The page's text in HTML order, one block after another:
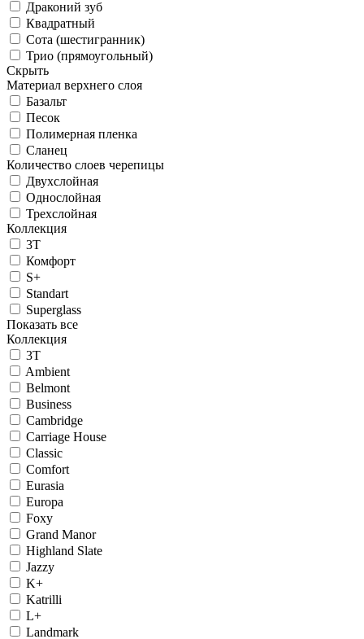
Драконий зуб
Квадратный
Сота (шестигранник)
Трио (прямоугольный)
Скрыть
Материал верхнего слоя
Базальт
Песок
Полимерная пленка
Сланец
Количество слоев черепицы
Двухслойная
Однослойная
Трехслойная
Коллекция
3T
Комфорт
S+
Standart
Superglass
Показать все
Коллекция
3T
Ambient
Belmont
Business
Cambridge
Carriage House
Classic
Comfort
Eurasia
Europa
Foxy
Grand Manor
Highland Slate
Jazzy
K+
Katrilli
L+
Landmark